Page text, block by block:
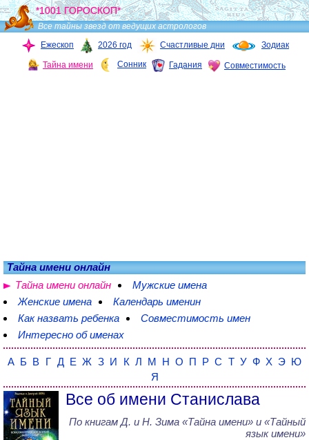
*1001 ГОРОСКОП*
Все тайны звезд от ведущих астрологов
Ежескоп
2026 год Счастливые дни Зодиак
Тайна имени Сонник Гадания Совместимость
Тайна имени онлайн
Тайна имени онлайн
Мужские имена
Женские имена
Календарь именин
Как назвать ребенка
Совместимость имен
Интересно об именах
А Б В Г Д Е Ж З И К Л М Н О П Р С Т У Ф Х Э Ю
Я
Все об имени Станислава
По книгам Д. и Н. Зима «Тайна имени» и «Тайный
язык имени»